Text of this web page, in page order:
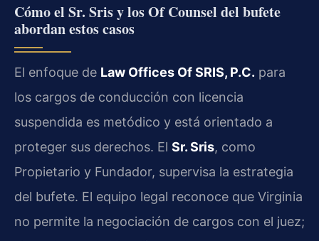
Cómo el Sr. Sris y los Of Counsel del bufete
abordan estos casos
El enfoque de Law Offices Of SRIS, P.C. para
los cargos de conducción con licencia
suspendida es metódico y está orientado a
proteger sus derechos. El Sr. Sris, como
Propietario y Fundador, supervisa la estrategia
del bufete. El equipo legal reconoce que Virginia
no permite la negociación de cargos con el juez;